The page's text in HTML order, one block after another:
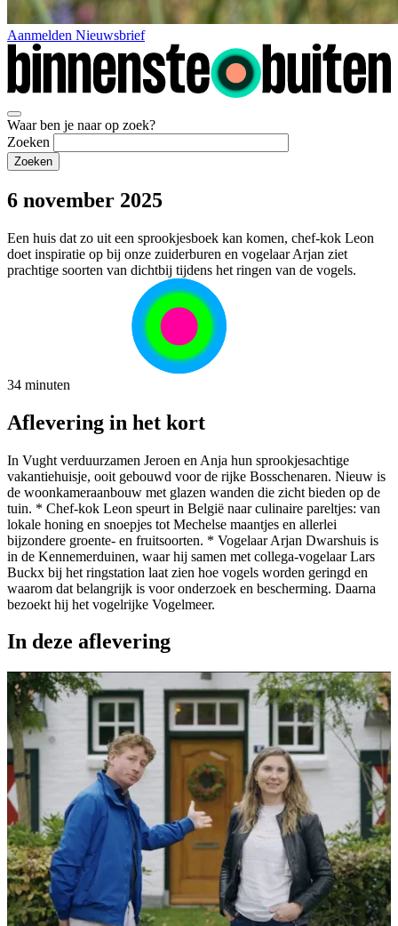
Aanmelden Nieuwsbrief
Waar ben je naar op zoek?
Zoeken
6 november 2025
Een huis dat zo uit een sprookjesboek kan komen, chef-kok Leon
doet inspiratie op bij onze zuiderburen en vogelaar Arjan ziet
prachtige soorten van dichtbij tijdens het ringen van de vogels.
34 minuten
Aflevering in het kort
In Vught verduurzamen Jeroen en Anja hun sprookjesachtige
vakantiehuisje, ooit gebouwd voor de rijke Bosschenaren. Nieuw is
de woonkameraanbouw met glazen wanden die zicht bieden op de
tuin. * Chef-kok Leon speurt in België naar culinaire pareltjes: van
lokale honing en snoepjes tot Mechelse maantjes en allerlei
bijzondere groente- en fruitsoorten. * Vogelaar Arjan Dwarshuis is
in de Kennemerduinen, waar hij samen met collega-vogelaar Lars
Buckx bij het ringstation laat zien hoe vogels worden geringd en
waarom dat belangrijk is voor onderzoek en bescherming. Daarna
bezoekt hij het vogelrijke Vogelmeer.
In deze aflevering